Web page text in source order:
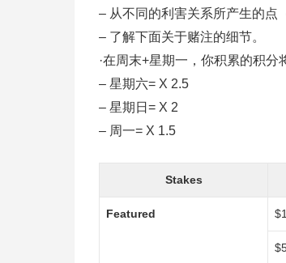
– 从不同的利害关系所产生的点
– 了解下面关于赌注的细节。
·在周末+星期一，你积累的积分
– 星期六= X 2.5
– 星期日= X 2
– 周一= X 1.5
Stakes
Featured